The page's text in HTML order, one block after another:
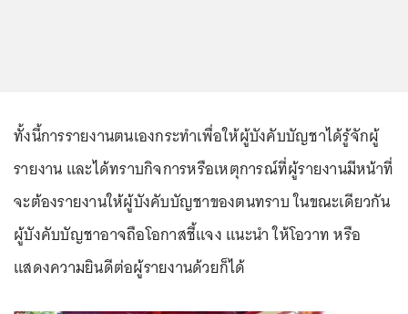
ทั้งนี้การรายงานตนเองกระทำเพื่อให้ผู้บังคับบัญชาได้รู้จักผู้
รายงาน และได้ทราบกิจการหรือเหตุการณ์ที่ผู้รายงานมีหน้าที่
จะต้องรายงานให้ผู้บังคับบัญชาของตนทราบ ในขณะเดียวกัน
ผู้บังคับบัญชาอาจถือโอกาสชี้แจง แนะนำ ให้โอวาท หรือ
แสดงความยินดีต่อผู้รายงานด้วยก็ได้